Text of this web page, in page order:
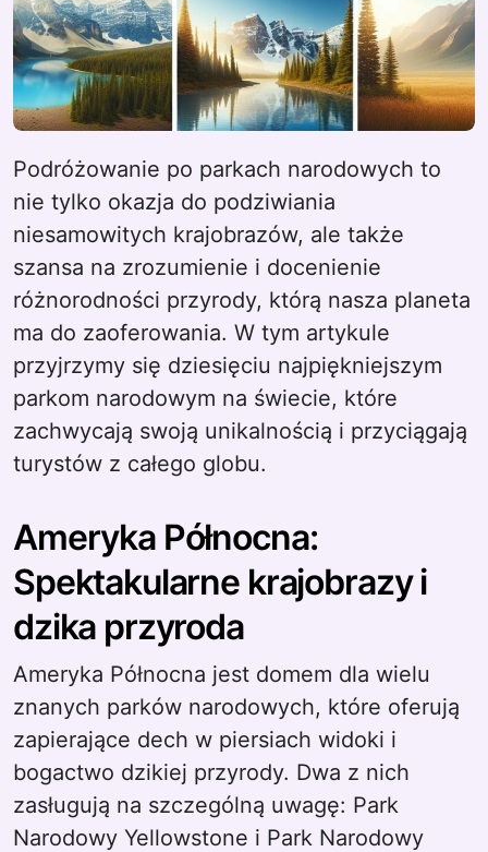
Podróżowanie po parkach narodowych to
nie tylko okazja do podziwiania
niesamowitych krajobrazów, ale także
szansa na zrozumienie i docenienie
różnorodności przyrody, którą nasza planeta
ma do zaoferowania. W tym artykule
przyjrzymy się dziesięciu najpiękniejszym
parkom narodowym na świecie, które
zachwycają swoją unikalnością i przyciągają
turystów z całego globu.
Ameryka Północna:
Spektakularne krajobrazy i
dzika przyroda
Ameryka Północna jest domem dla wielu
znanych parków narodowych, które oferują
zapierające dech w piersiach widoki i
bogactwo dzikiej przyrody. Dwa z nich
zasługują na szczególną uwagę: Park
Narodowy Yellowstone i Park Narodowy